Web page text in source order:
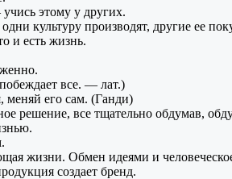
этому у других.
культуру производят, другие ее
и есть жизнь.
все. — лат.)
меняй его сам. (Ганди)
решение, все тщательно обдумав,
жизни. Обмен идеями и
создает бренд.